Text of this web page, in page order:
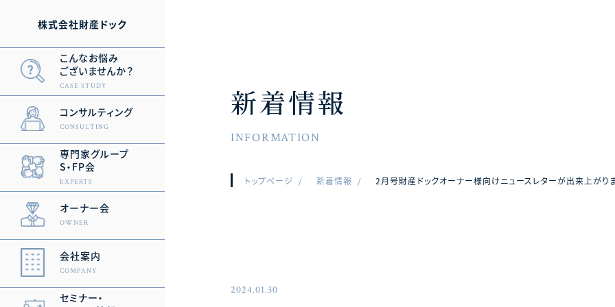
株式会社財産ドック
こんなお悩み
ございませんか？
CASE STUDY
コンサルティング
CONSULTING
専門家グループ
S・FP会
EXPERTS
オーナー会
OWNER
会社案内
COMPANY
セミナー・
新着情報
INFORMATION
トップページ 新着情報 2月号財産ドックオーナー様向けニュースレターが出来上がり
2024.01.30